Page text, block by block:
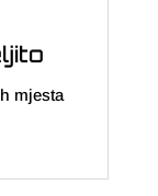
mjesta